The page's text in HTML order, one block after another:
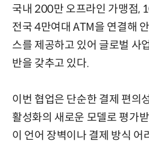
국내 200만 오프라인 가맹점,
전국 4만여대 ATM을 연결해
스를 제공하고 있어 글로벌 사
반을 갖추고 있다.
이번 협업은 단순한 결제 편의
활성화의 새로운 모델로 평가
이 언어 장벽이나 결제 방식 어